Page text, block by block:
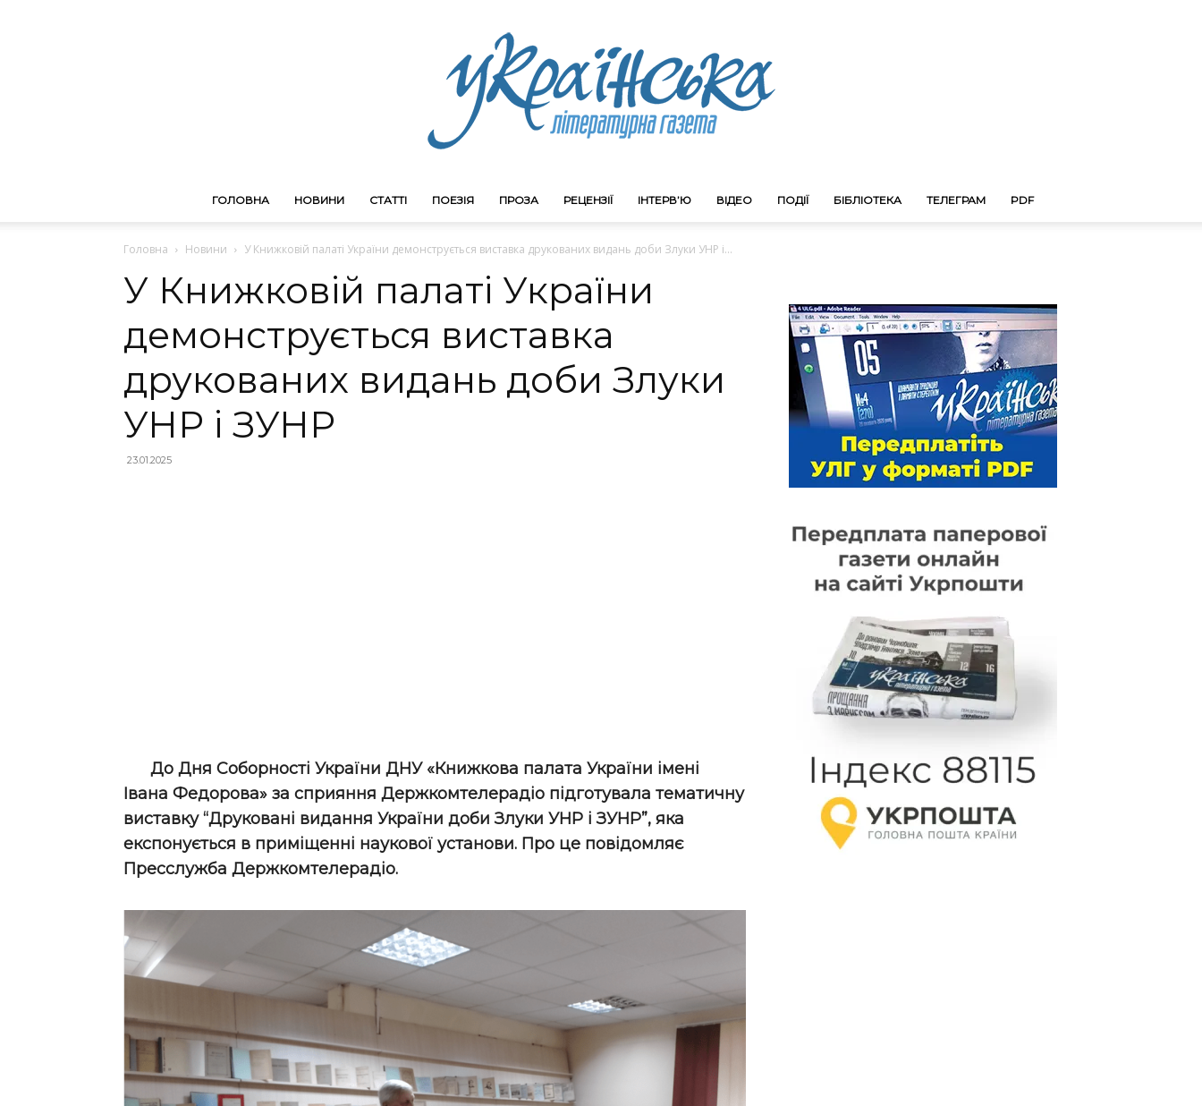
ГОЛОВНА НОВИНИ СТАТТІ ПОЕЗІЯ ПРОЗА РЕЦЕНЗІЇ ІНТЕРВ’Ю ВІДЕО ПОДІЇ БІБЛІОТЕКА ТЕЛЕГРАМ PDF
Головна Новини У Книжковій палаті України демонструється виставка друкованих видань доби Злуки УНР і...
У Книжковій палаті України
демонструється виставка
друкованих видань доби Злуки
УНР і ЗУНР
23.01.2025
До Дня Соборності України ДНУ «Книжкова палата України імені
Івана Федорова» за сприяння Держкомтелерадіо підготувала тематичну
виставку “Друковані видання України доби Злуки УНР і ЗУНР”, яка
експонується в приміщенні наукової установи. Про це повідомляє
Пресслужба Держкомтелерадіо.